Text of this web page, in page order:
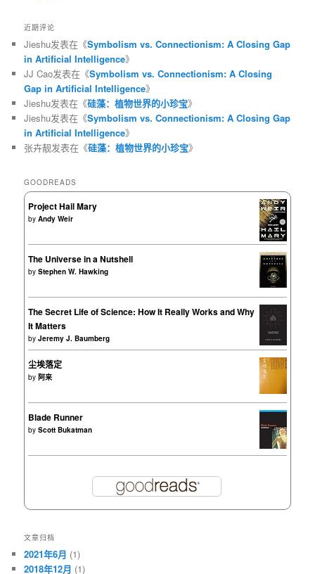
近期评论
Jieshu发表在《Symbolism vs. Connectionism: A Closing Gap
in Artificial Intelligence》
JJ Cao发表在《Symbolism vs. Connectionism: A Closing
Gap in Artificial Intelligence》
Jieshu发表在《硅藻：植物世界的小珍宝》
Jieshu发表在《Symbolism vs. Connectionism: A Closing Gap
in Artificial Intelligence》
张卉靓发表在《硅藻：植物世界的小珍宝》
GOODREADS
Project Hail Mary
byAndy Weir
The Universe in a Nutshell
byStephen W. Hawking
The Secret Life of Science: How It Really Works and Why
It Matters
byJeremy J. Baumberg
尘埃落定
by 阿来
Blade Runner
byScott Bukatman
文章归档
2021年6月 (1)
2018年12月 (1)